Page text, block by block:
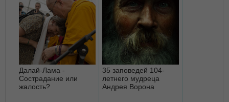
Далай-Лама -
Сострадание или
жалость?
35 заповедей 104-
летнего мудреца
Андрея Ворона